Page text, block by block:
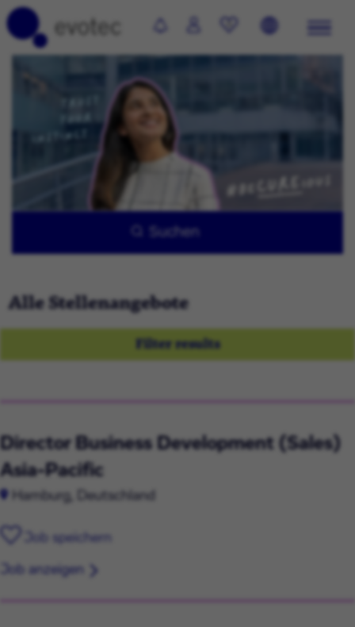
Suchen
Alle Stellenangebote
Filter results
Director Business Development (Sales)
Asia-Pacific
Hamburg, Deutschland
Job speichern
Job anzeigen